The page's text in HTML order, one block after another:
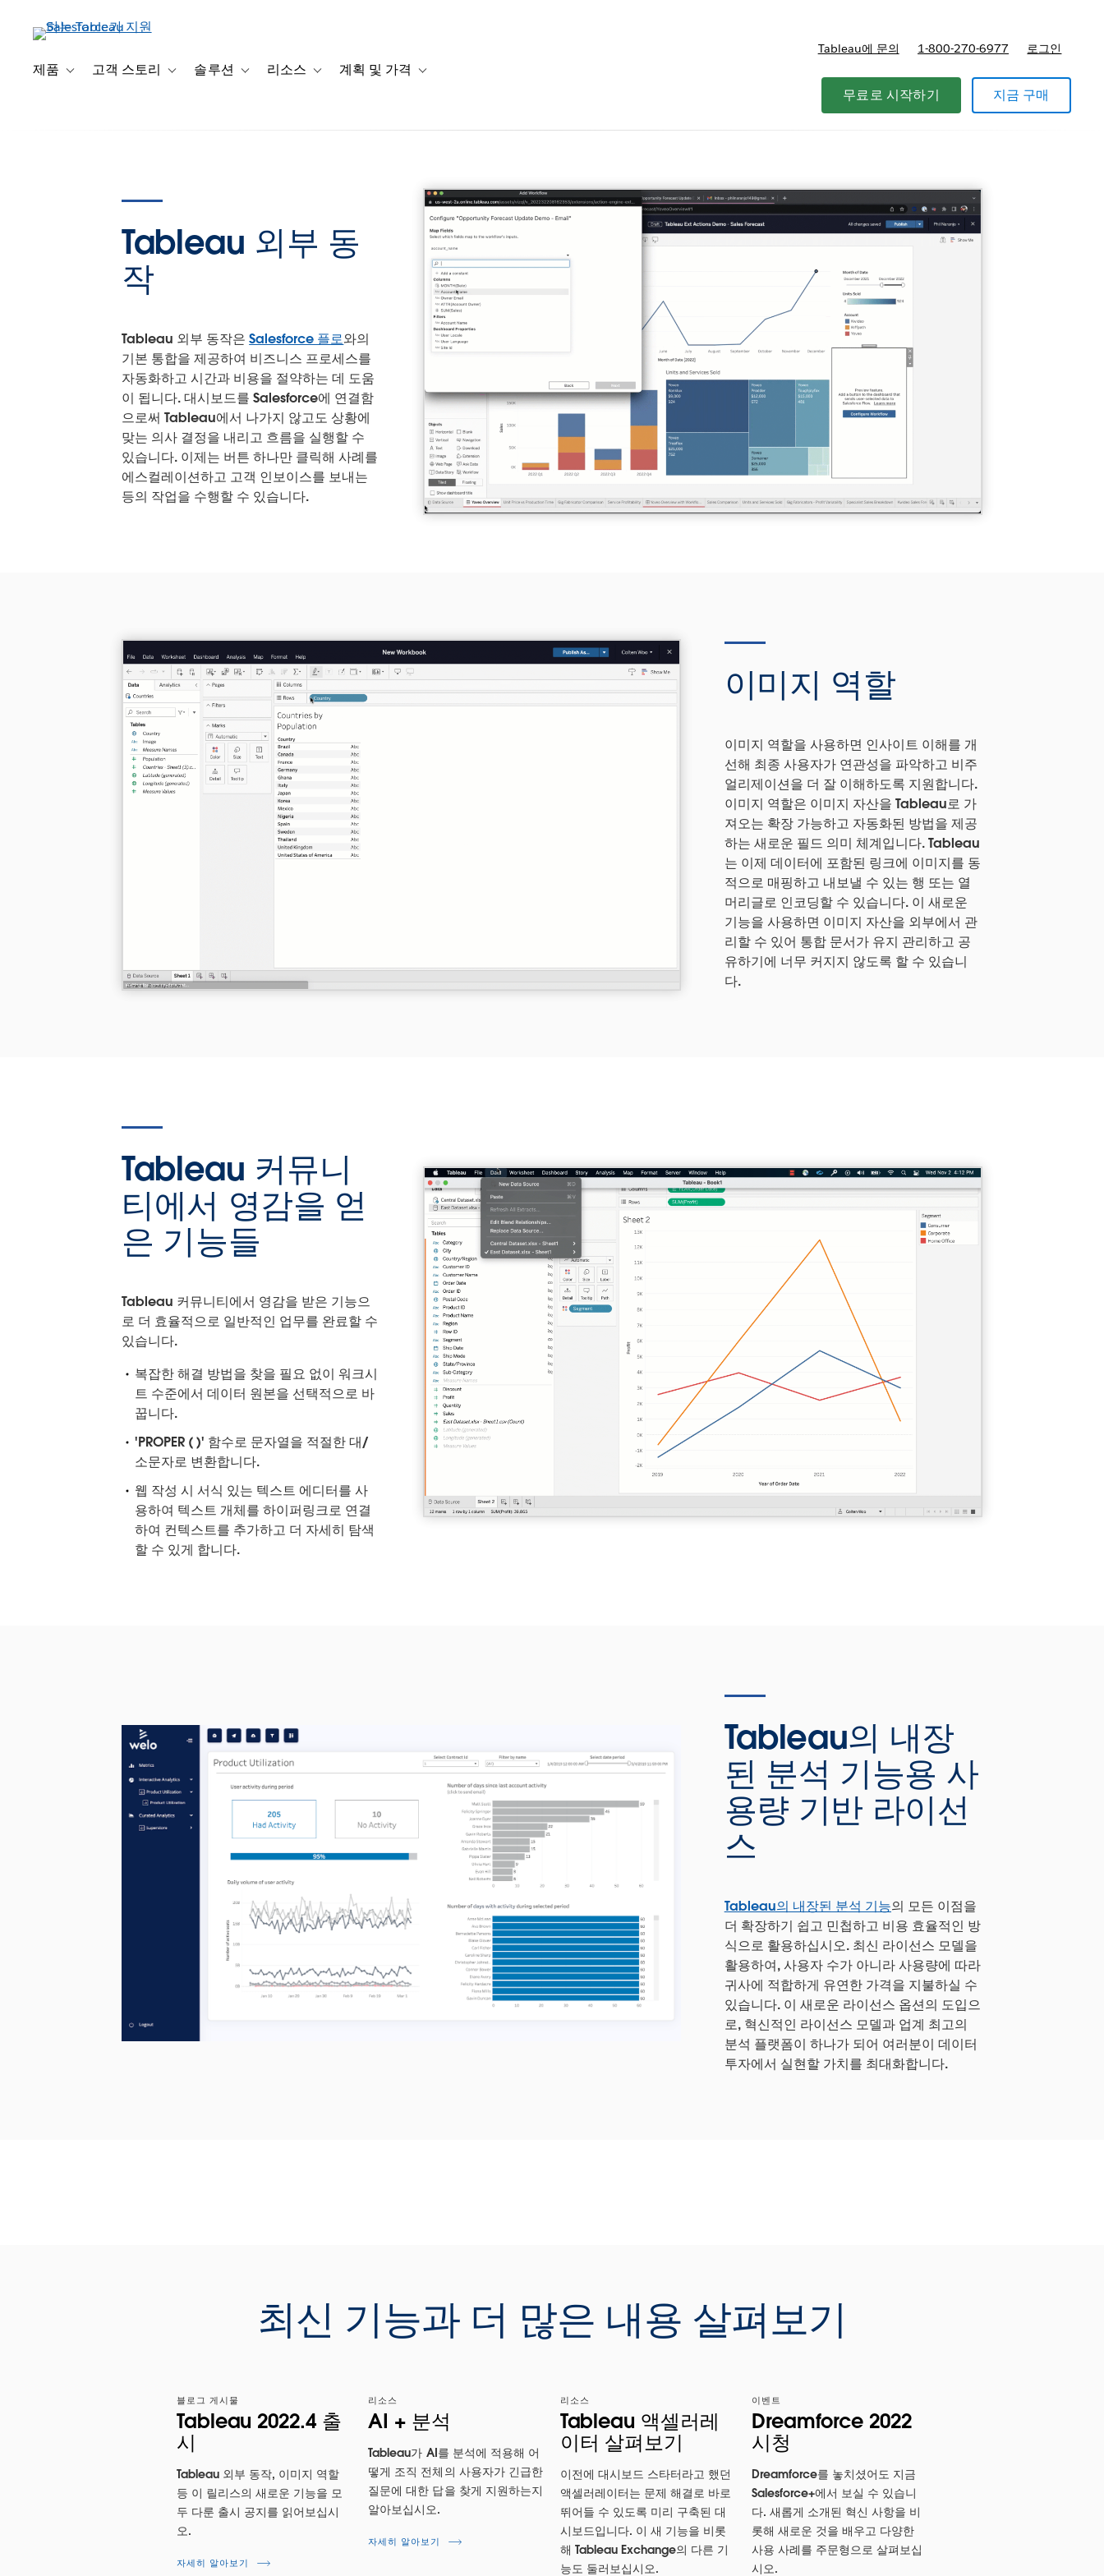
제품 Toggle sub-navigation for 제품
고객 스토리 Toggle sub-navigation for 고객 스토리
솔루션 Toggle sub-navigation for 솔루션
리소스 Toggle sub-navigation for 리소스
계획 및 가격 Toggle sub-navigation for 계획 및 가격
Tableau에 문의 1-800-270-6977 로그인
무료로 시작하기 지금 구매
Tableau 외부 동작, 이미지 역할 등
Tableau 외부 동
작
Tableau 외부 동작은Salesforce 플로와의
기본 통합을 제공하여 비즈니스 프로세스를
자동화하고 시간과 비용을 절약하는 데 도움
이 됩니다. 대시보드를 Salesforce에 연결함
으로써 Tableau에서 나가지 않고도 상황에
맞는 의사 결정을 내리고 흐름을 실행할 수
있습니다. 이제는 버튼 하나만 클릭해 사례를
에스컬레이션하고 고객 인보이스를 보내는
등의 작업을 수행할 수 있습니다.
이미지 역할
이미지 역할을 사용하면 인사이트 이해를 개
선해 최종 사용자가 연관성을 파악하고 비주
얼리제이션을 더 잘 이해하도록 지원합니다.
이미지 역할은 이미지 자산을 Tableau로 가
져오는 확장 가능하고 자동화된 방법을 제공
하는 새로운 필드 의미 체계입니다. Tableau
는 이제 데이터에 포함된 링크에 이미지를 동
적으로 매핑하고 내보낼 수 있는 행 또는 열
머리글로 인코딩할 수 있습니다. 이 새로운
기능을 사용하면 이미지 자산을 외부에서 관
리할 수 있어 통합 문서가 유지 관리하고 공
유하기에 너무 커지지 않도록 할 수 있습니
다.
Tableau 커뮤니
티에서 영감을 얻
은 기능들
Tableau 커뮤니티에서 영감을 받은 기능으
로 더 효율적으로 일반적인 업무를 완료할 수
있습니다.
복잡한 해결 방법을 찾을 필요 없이 워크시
트 수준에서 데이터 원본을 선택적으로 바
꿉니다.
'PROPER ( )' 함수로 문자열을 적절한 대/
소문자로 변환합니다.
웹 작성 시 서식 있는 텍스트 에디터를 사
용하여 텍스트 개체를 하이퍼링크로 연결
하여 컨텍스트를 추가하고 더 자세히 탐색
할 수 있게 합니다.
Tableau의 내장
된 분석 기능용 사
용량 기반 라이선
스
Tableau의 내장된 분석 기능의 모든 이점을
더 확장하기 쉽고 민첩하고 비용 효율적인 방
식으로 활용하십시오. 최신 라이선스 모델을
활용하여, 사용자 수가 아니라 사용량에 따라
귀사에 적합하게 유연한 가격을 지불하실 수
있습니다. 이 새로운 라이선스 옵션의 도입으
로, 혁신적인 라이선스 모델과 업계 최고의
분석 플랫폼이 하나가 되어 여러분이 데이터
투자에서 실현할 가치를 최대화합니다.
최신 기능과 더 많은 내용 살펴보기
블로그 게시물
Tableau 2022.4 출
시
Tableau 외부 동작, 이미지 역할
등 이 릴리스의 새로운 기능을 모
두 다룬 출시 공지를 읽어보십시
오.
자세히 알아보기
리소스
AI + 분석
Tableau가 AI를 분석에 적용해 어
떻게 조직 전체의 사용자가 긴급한
질문에 대한 답을 찾게 지원하는지
알아보십시오.
자세히 알아보기
리소스
Tableau 액셀러레
이터 살펴보기
이전에 대시보드 스타터라고 했던
액셀러레이터는 문제 해결로 바로
뛰어들 수 있도록 미리 구축된 대
시보드입니다. 이 새 기능을 비롯
해 Tableau Exchange의 다른 기
능도 둘러보십시오.
이벤트
Dreamforce 2022
시청
Dreamforce를 놓치셨어도 지금
Salesforce+에서 보실 수 있습니
다. 새롭게 소개된 혁신 사항을 비
롯해 새로운 것을 배우고 다양한
사용 사례를 주문형으로 살펴보십
시오.